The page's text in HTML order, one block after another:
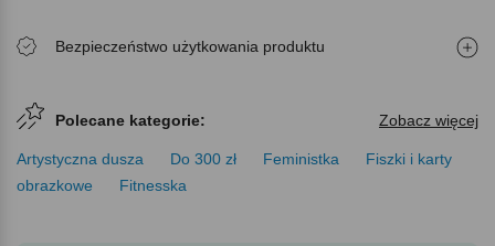
Bezpieczeństwo użytkowania produktu
Polecane kategorie: Zobacz więcej
Artystyczna dusza Do 300 zł Feministka
Fiszki i karty
obrazkowe
Fitnesska